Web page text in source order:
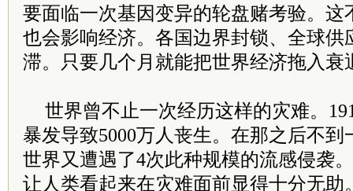
要面临一次基因变异的轮盘赌考验。这
也会影响经济。各国边界封锁、全球供
滞。只要几个月就能把世界经济拖入衰
世界曾不止一次经历这样的灾难。
暴发导致5000万人丧生。在那之后不
世界又遭遇了4次此种规模的流感侵袭
让人类看起来在灾难面前显得十分无助